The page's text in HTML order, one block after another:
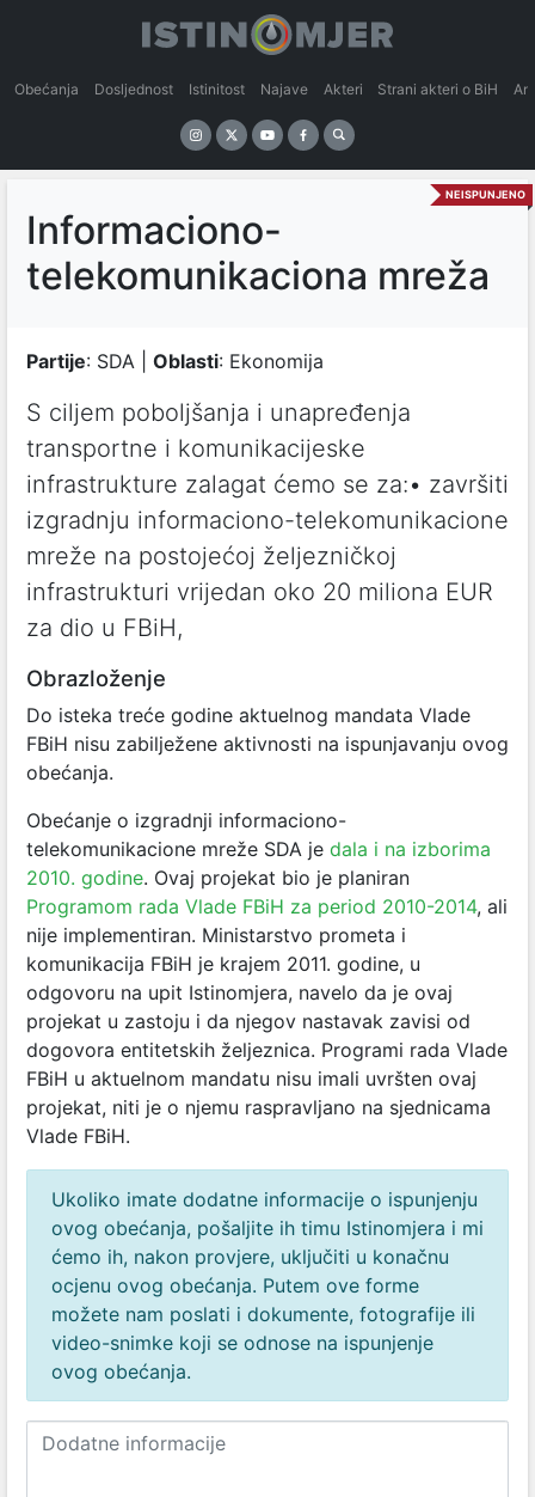
Obećanja Dosljednost Istinitost Najave Akteri Strani akteri o BiH
NEISPUNJENO
Informaciono-
telekomunikaciona mreža
Partije: SDA | Oblasti: Ekonomija
S ciljem poboljšanja i unapređenja
transportne i komunikacijeske
infrastrukture zalagat ćemo se za:• završiti
izgradnju informaciono-telekomunikacione
mreže na postojećoj željezničkoj
infrastrukturi vrijedan oko 20 miliona EUR
za dio u FBiH,
Obrazloženje
Do isteka treće godine aktuelnog mandata Vlade
FBiH nisu zabilježene aktivnosti na ispunjavanju ovog
obećanja.
Obećanje o izgradnji informaciono-
telekomunikacione mreže SDA je dala i na izborima
2010. godine. Ovaj projekat bio je planiran
Programom rada Vlade FBiH za period 2010-2014, ali
nije implementiran. Ministarstvo prometa i
komunikacija FBiH je krajem 2011. godine, u
odgovoru na upit Istinomjera, navelo da je ovaj
projekat u zastoju i da njegov nastavak zavisi od
dogovora entitetskih željeznica. Programi rada Vlade
FBiH u aktuelnom mandatu nisu imali uvršten ovaj
projekat, niti je o njemu raspravljano na sjednicama
Vlade FBiH.
Ukoliko imate dodatne informacije o ispunjenju
ovog obećanja, pošaljite ih timu Istinomjera i mi
ćemo ih, nakon provjere, uključiti u konačnu
ocjenu ovog obećanja. Putem ove forme
možete nam poslati i dokumente, fotografije ili
video-snimke koji se odnose na ispunjenje
ovog obećanja.